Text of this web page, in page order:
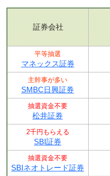
証券会社
平等抽選
マネックス証券
主幹事が多い
SMBC日興証券
抽選資金不要
松井証券
2千円もらえる
SBI証券
抽選資金不要
SBIネオトレード証券